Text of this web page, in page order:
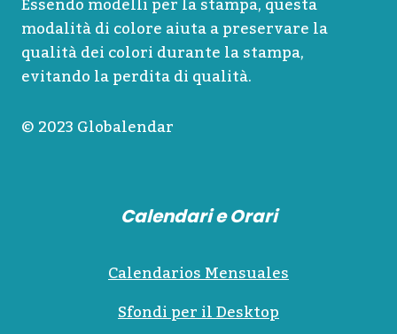
modalità di colore aiuta a preservare la
qualità dei colori durante la stampa,
evitando la perdita di qualità.
© 2023 Globalendar
Calendari e Orari
Calendarios Mensuales
Sfondi per il Desktop